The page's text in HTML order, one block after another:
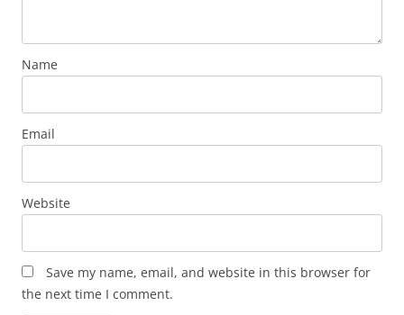
Name
Email
Website
Save my name, email, and website in this browser for
the next time I comment.